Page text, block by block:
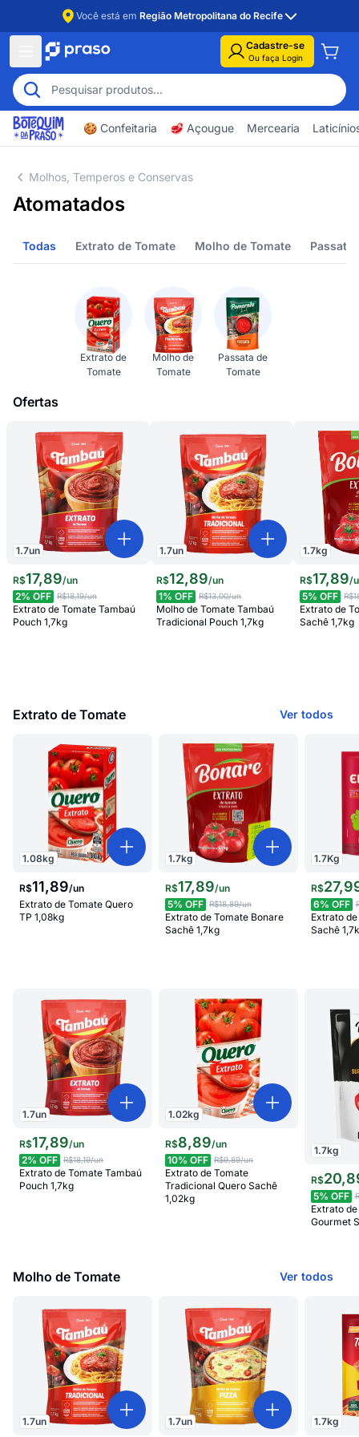
Você está em Região Metropolitana do Recife
Cadastre-se
Ou faça Login
🍪 Confeitaria 🥩 Açougue Mercearia
Molhos, Temperos e Conservas
Atomatados
Todas Extrato de Tomate Molho de Tomate Passata
Extrato de
Tomate
Molho de
Tomate
Passata de
Tomate
Ofertas
1.7un
R$17,89/un
2% OFF R$18,19/un
Extrato de Tomate Tambaú
Pouch 1,7kg
1.7un
R$12,89/un
1% OFF R$13,00/un
Molho de Tomate Tambaú
Tradicional Pouch 1,7kg
1.7kg
R$17,89/
5% OFF
Extrato de
Sachê 1,7kg
Extrato de Tomate Ver todos
1.08kg
R$11,89/un
Extrato de Tomate Quero
TP 1,08kg
1.7un
R$17,89/un
2% OFF R$18,19/un
Extrato de Tomate Tambaú
Pouch 1,7kg
1.7kg
R$17,89/un
5% OFF R$18,89/un
Extrato de Tomate Bonare
Sachê 1,7kg
1.02kg
R$8,89/un
10% OFF R$9,89/un
Extrato de Tomate
Tradicional Quero Sachê
1,02kg
1.7Kg
R$27,
6% OFF
Extrato
Sachê
1.7kg
R$20,
5% OFF
Extrato
Gourmet
Molho de Tomate Ver todos
1.7un 1.7un 1.7kg